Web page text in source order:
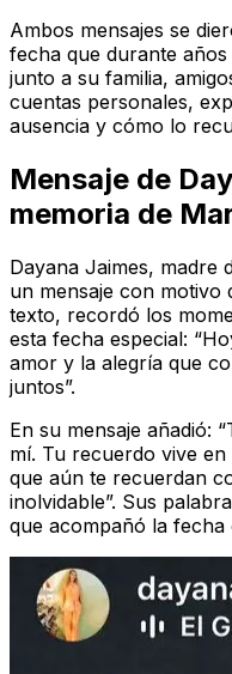
Ambos mensajes se
fecha que durante
junto a su familia,
cuentas personales,
ausencia y cómo lo
Mensaje de
memoria de
Dayana Jaimes, madre
un mensaje con motivo
texto, recordó los
esta fecha especial:
amor y la alegría que
juntos”.
En su mensaje añadió:
mí. Tu recuerdo vive
que aún te recuerdan
inolvidable”. Sus
que acompañó la fecha